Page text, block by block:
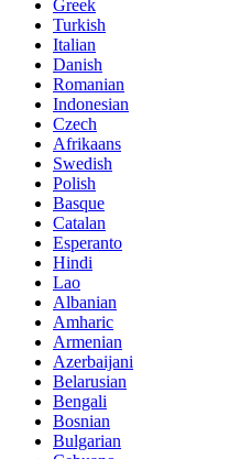
Greek
Turkish
Italian
Danish
Romanian
Indonesian
Czech
Afrikaans
Swedish
Polish
Basque
Catalan
Esperanto
Hindi
Lao
Albanian
Amharic
Armenian
Azerbaijani
Belarusian
Bengali
Bosnian
Bulgarian